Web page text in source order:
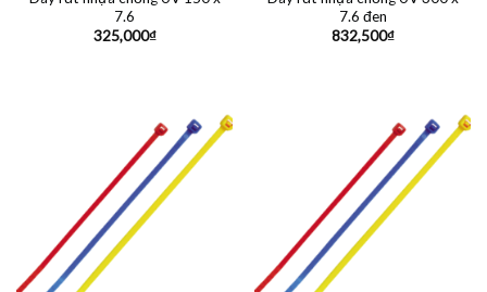
7.6
325,000₫
7.6 đen
832,500₫